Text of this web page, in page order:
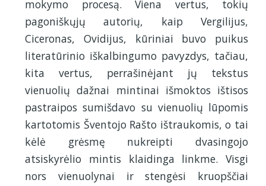
mokymo procesą. Viena vertus, tokių
pagoniškųjų autorių, kaip Vergilijus,
Ciceronas, Ovidijus, kūriniai buvo puikus
literatūrinio iškalbingumo pavyzdys, tačiau,
kita vertus, perrašinėjant jų tekstus
vienuolių dažnai mintinai išmoktos ištisos
pastraipos sumišdavo su vienuolių lūpomis
kartotomis Šventojo Rašto ištraukomis, o tai
kėlė grėsmę nukreipti dvasingojo
atsiskyrėlio mintis klaidinga linkme. Visgi
nors vienuolynai ir stengėsi kruopščiai